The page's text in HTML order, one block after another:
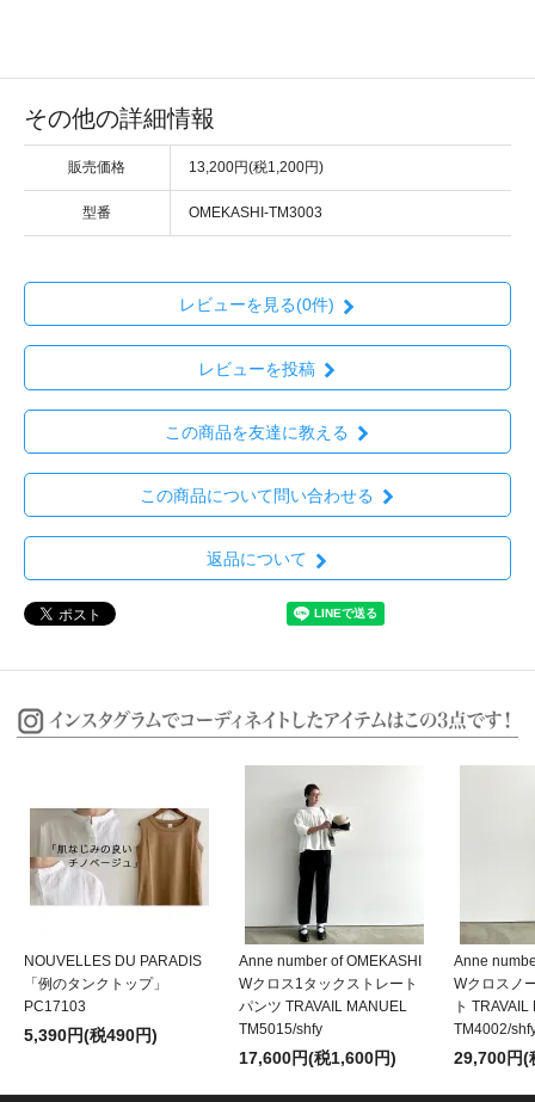
その他の詳細情報
販売価格 13,200円(税1,200円)
型番 OMEKASHI-TM3003
レビューを見る(0件)
レビューを投稿
この商品を友達に教える
この商品について問い合わせる
返品について
NOUVELLES DU PARADIS
「例のタンクトップ」
PC17103
5,390円(税490円)
Anne number of OMEKASHI
Wクロス1タックストレート
パンツ TRAVAIL MANUEL
TM5015/shfy
17,600円(税1,600円)
Anne
Wクロスノ
ト
TM4002/
29,700円(